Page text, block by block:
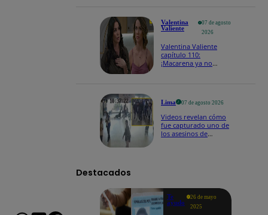
Valentina
Valiente
07 de agosto
2026
Valentina Valiente
capítulo 110:
¡Macarena ya no
Lima 07 de agosto 2026
Videos revelan cómo
fue capturado uno de
los asesinos de
Destacados
Te
ayudo
26 de mayo
2025